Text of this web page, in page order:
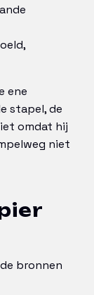
ene
stapel, de
omdat hij
niet
bronnen